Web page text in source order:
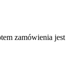
zamówienia jest